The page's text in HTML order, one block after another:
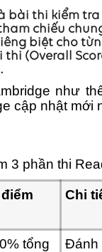
bài thi kiểm
chiếu chung
biệt cho
(Overall
như
cập nhật mới
3 phần thi
Chi
tổng
Đánh